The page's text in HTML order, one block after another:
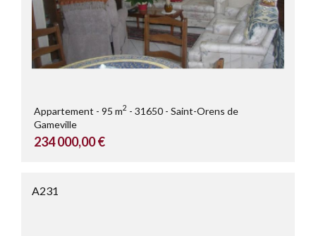
Appartement 95 m2 31650
Saint-Orens de
Gameville
234 000,00 €
A231